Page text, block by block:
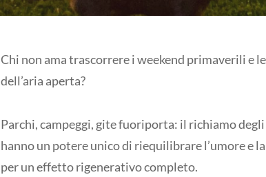
Chi non ama trascorrere i weekend primaverili e
dell’aria aperta?
Parchi, campeggi, gite fuoriporta: il richiamo
hanno un potere unico di riequilibrare l’umore e
per un effetto rigenerativo completo.